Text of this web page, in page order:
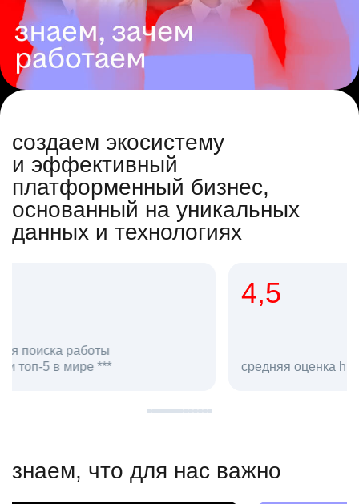
создаем экосистему
и эффективный
платформенный бизнес,
основанный на уникальных
данных и технологиях
средняя оценка hh.ru как работодателя **
в hh.ru
знаем, что для нас важно